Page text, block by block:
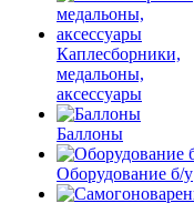
Каплесборники,
медальоны,
аксессуары
Баллоны
Оборудование б/у